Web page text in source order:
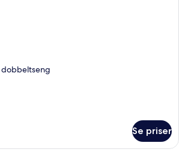
dobbeltseng
Se priser